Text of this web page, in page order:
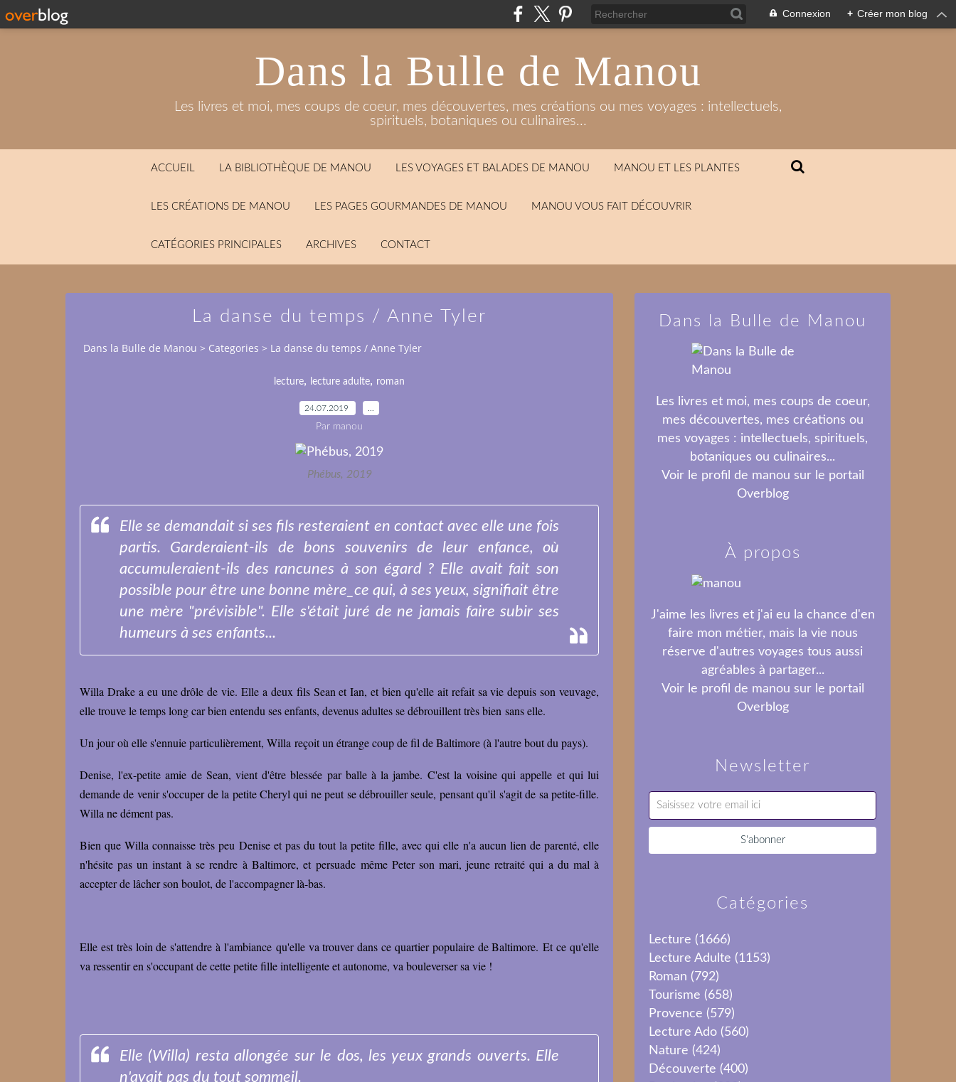
Connexion + Créer mon blog
Dans la Bulle de Manou
Les livres et moi, mes coups de coeur, mes découvertes, mes créations ou mes voyages : intellectuels,
spirituels, botaniques ou culinaires...
ACCUEIL LA BIBLIOTHÈQUE DE MANOU LES VOYAGES ET BALADES DE MANOU MANOU ET LES PLANTES
LES CRÉATIONS DE MANOU LES PAGES GOURMANDES DE MANOU MANOU VOUS FAIT DÉCOUVRIR
CATÉGORIES PRINCIPALES ARCHIVES CONTACT
La danse du temps / Anne Tyler
Dans la Bulle de Manou > Categories > La danse du temps / Anne Tyler
lecture, lecture adulte, roman
24.07.2019
Par manou
Phébus, 2019
Elle se demandait si ses fils resteraient en contact avec elle une fois
partis. Garderaient-ils de bons souvenirs de leur enfance, où
accumuleraient-ils des rancunes à son égard ? Elle avait fait son
possible pour être une bonne mère_ce qui, à ses yeux, signifiait être
une mère "prévisible". Elle s'était juré de ne jamais faire subir ses
humeurs à ses enfants...
Willa Drake a eu une drôle de vie. Elle a deux fils Sean et Ian, et bien qu'elle ait refait sa vie depuis son veuvage,
elle trouve le temps long car bien entendu ses enfants, devenus adultes se débrouillent très bien sans elle.
Un jour où elle s'ennuie particulièrement, Willa reçoit un étrange coup de fil de Baltimore (à l'autre bout du pays).
Denise, l'ex-petite amie de Sean, vient d'être blessée par balle à la jambe. C'est la voisine qui appelle et qui lui
demande de venir s'occuper de la petite Cheryl qui ne peut se débrouiller seule, pensant qu'il s'agit de sa petite-fille.
Willa ne dément pas.
Bien que Willa connaisse très peu Denise et pas du tout la petite fille, avec qui elle n'a aucun lien de parenté, elle
n'hésite pas un instant à se rendre à Baltimore, et persuade même Peter son mari, jeune retraité qui a du mal à
accepter de lâcher son boulot, de l'accompagner là-bas.
Elle est très loin de s'attendre à l'ambiance qu'elle va trouver dans ce quartier populaire de Baltimore.Et ce qu'elle
va ressentir en s'occupant de cette petite fille intelligente et autonome, va bouleverser sa vie !
Elle (Willa) resta allongée sur le dos, les yeux grands ouverts. Elle
n'avait pas du tout sommeil.
Newsletter
Catégories
Lecture (1666)
Lecture Adulte (1153)
Roman (792)
Tourisme (658)
Provence (579)
Lecture Ado (560)
Nature (424)
Découverte (400)
Dans la Bulle de Manou
Les livres et moi, mes coups de coeur,
mes découvertes, mes créations ou
mes voyages : intellectuels, spirituels,
botaniques ou culinaires...
Voir le profil de manou sur le portail
Overblog
À propos
J'aime les livres et j'ai eu la chance d'en
faire mon métier, mais la vie nous
réserve d'autres voyages tous aussi
agréables à partager...
Voir le profil de manou sur le portail
Overblog